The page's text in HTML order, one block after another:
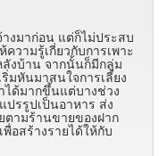
งมาก่อน แต่ก็ไม่ประสบ
วามรู้เกี่ยวกับการเพาะ
ลังบ้าน จากนั้นก็มีกลุ่ม
มหันมาสนใจการเลี้ยง
ได้มากขึ้นแต่บางช่วง
ปรรูปเป็นอาหาร ส่ง
ตามร้านขายของฝาก
อสร้างรายได้ให้กับ